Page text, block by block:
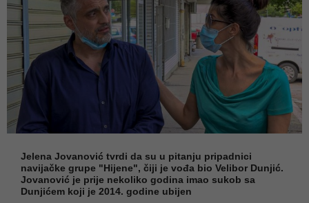
Jelena Jovanović tvrdi da su u pitanju pripadnici
navijačke grupe "Hijene", čiji je vođa bio Velibor Dunjić.
Jovanović je prije nekoliko godina imao sukob sa
Dunjićem koji je 2014. godine ubijen